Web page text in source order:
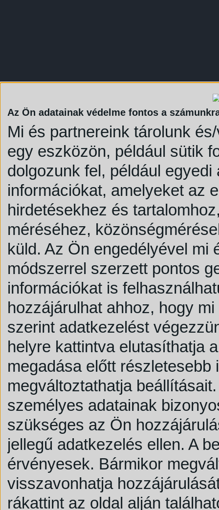
Az Ön adatainak védelme fontos a
Mi és partnereink tárolunk
egy eszközön, például sütik
dolgozunk fel, például
információkat, amelyeket az
hirdetésekhez és
méréséhez,
küld. Az Ön engedélyével mi
módszerrel szerzett pontos
információkat is
hozzájárulhat ahhoz, hogy
szerint adatkezelést
helyre kattintva elutasíthatja
megadása előtt
megváltoztathatja beállításait.
személyes adatainak
szükséges az Ön
jellegű adatkezelés ellen. A
érvényesek. Bármikor
visszavonhatja
rákattint az oldal alján